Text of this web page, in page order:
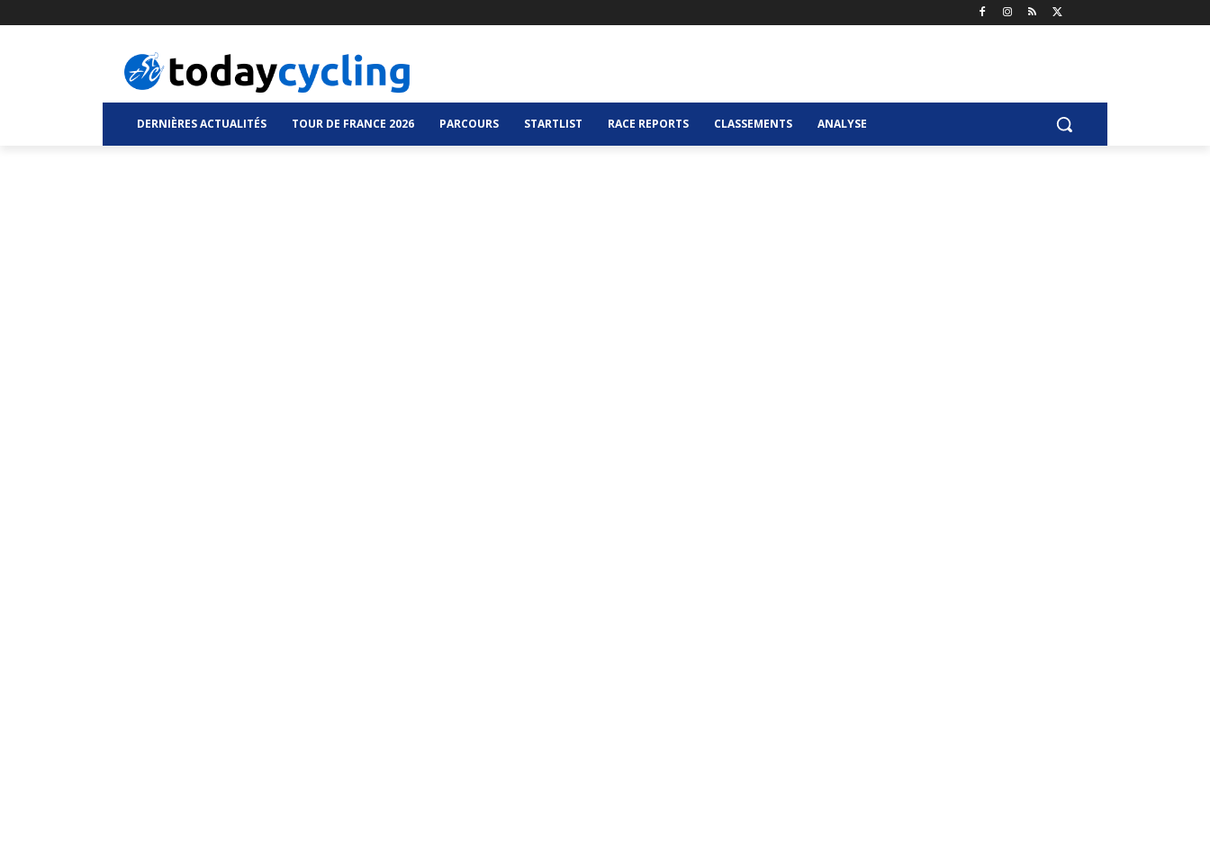
DERNIÈRES ACTUALITÉS TOUR DE FRANCE 2026 PARCOURS STARTLIST RACE REPORTS CLASSEMENTS ANALYSE